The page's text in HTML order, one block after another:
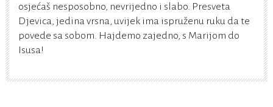
osjećaš nesposobno, nevrijedno i slabo. Presveta
Djevica, jedina vrsna, uvijek ima ispruženu ruku da te
povede sa sobom. Hajdemo zajedno, s Marijom do
Isusa!